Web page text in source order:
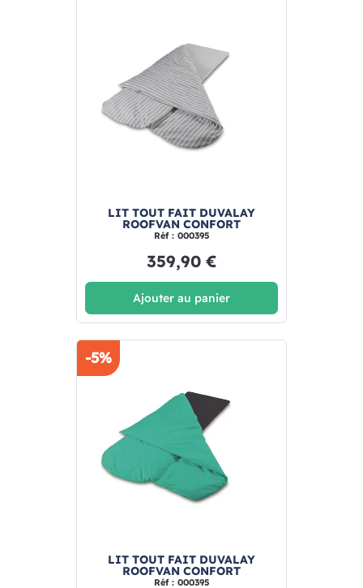
LIT TOUT FAIT DUVALAY
ROOFVAN CONFORT
Réf : 000395
359,90 €
Ajouter au panier
-5%
LIT TOUT FAIT DUVALAY
ROOFVAN CONFORT
Réf : 000395